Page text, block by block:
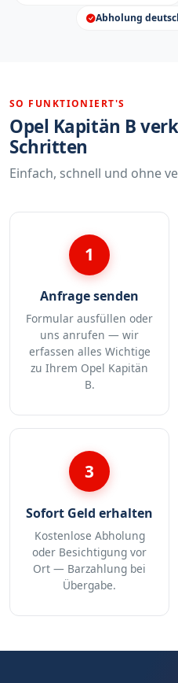
Abholung
SO FUNKTIONIERT'S
Opel Kapitän B
Schritten
Einfach, schnell und ohne
1
Anfrage senden
Formular ausfüllen oder
uns anrufen — wir
erfassen alles Wichtige
zu Ihrem Opel Kapitän
B.
3
Sofort Geld erhalten
Kostenlose Abholung
oder Besichtigung vor
Ort — Barzahlung bei
Übergabe.